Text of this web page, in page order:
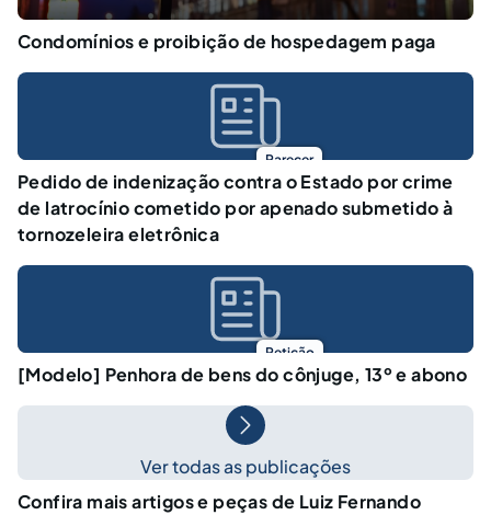
Condomínios e proibição de hospedagem paga
Parecer
Pedido de indenização contra o Estado por crime
de latrocínio cometido por apenado submetido à
tornozeleira eletrônica
Petição
[Modelo] Penhora de bens do cônjuge, 13º e abono
Ver todas as publicações
Confira mais artigos e peças de Luiz Fernando